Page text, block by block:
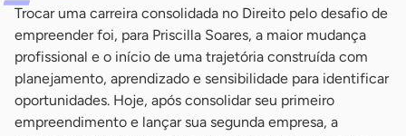
Trocar uma carreira consolidada no Direito pelo desafio de
empreender foi, para Priscilla Soares, a maior mudança
profissional e o início de uma trajetória construída com
planejamento, aprendizado e sensibilidade para identificar
oportunidades. Hoje, após consolidar seu primeiro
empreendimento e lançar sua segunda empresa, a